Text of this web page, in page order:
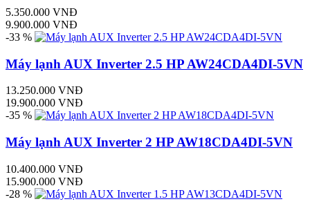
5.350.000 VNĐ
9.900.000 VNĐ
-33 %
Máy lạnh AUX Inverter 2.5 HP AW24CDA4DI-5VN
13.250.000 VNĐ
19.900.000 VNĐ
-35 %
Máy lạnh AUX Inverter 2 HP AW18CDA4DI-5VN
10.400.000 VNĐ
15.900.000 VNĐ
-28 %